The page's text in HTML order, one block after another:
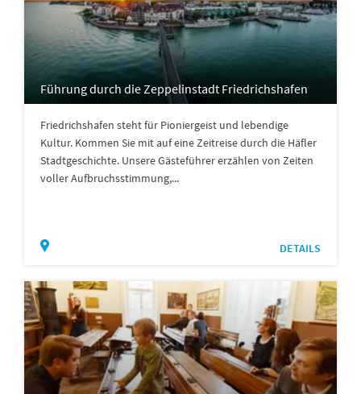
Führung durch die Zeppelinstadt Friedrichshafen
Friedrichshafen steht für Pioniergeist und lebendige
Kultur. Kommen Sie mit auf eine Zeitreise durch die Häfler
Stadtgeschichte. Unsere Gästeführer erzählen von Zeiten
voller Aufbruchsstimmung,...
DETAILS